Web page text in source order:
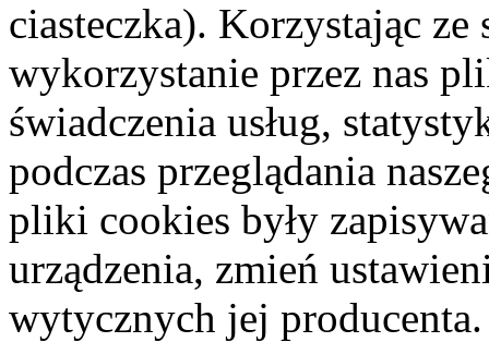
ciasteczka). Korzystając
wykorzystanie przez nas
świadczenia usług,
podczas przeglądania
pliki cookies były
urządzenia, zmień
wytycznych jej producenta.